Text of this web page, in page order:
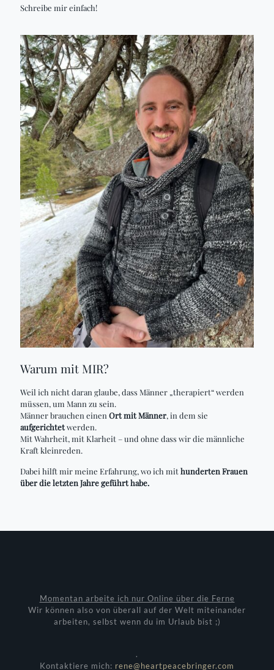
Schreibe mir einfach!
Warum mit MIR?
Weil ich nicht daran glaube, dass Männer „therapiert“ werden
müssen, um Mann zu sein.
Männer brauchen einen Ort mit Männer, in dem sie
aufgerichtetwerden.
Mit Wahrheit, mit Klarheit – und ohne dass wir die männliche
Kraft kleinreden.
Dabei hilft mir meine Erfahrung, wo ich mithunderten Frauen
über die letzten Jahre geführt habe.
Momentan arbeite ich nur Online über die Ferne
Wir können also von überall auf der Welt miteinander
arbeiten, selbst wenn du im Urlaub bist ;)
.
Kontaktiere mich: rene@heartpeacebringer.com